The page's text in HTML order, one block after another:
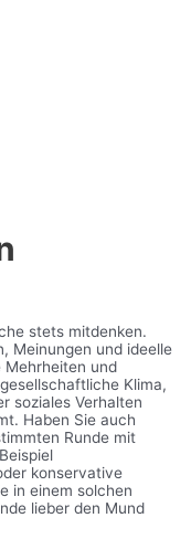
stets mitdenken.
Meinungen und ideelle
Mehrheiten und
Klima,
soziales Verhalten
Haben Sie auch
Runde mit
konservative
in einem solchen
lieber den Mund